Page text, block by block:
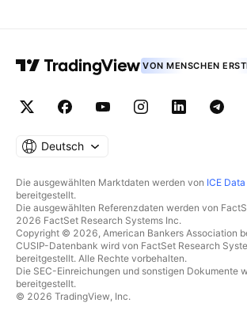
VON MENSCHEN
Deutsch
Die ausgewählten Marktdaten werden von ICE
bereitgestellt.
Die ausgewählten Referenzdaten werden von
2026 FactSet Research Systems Inc.
Copyright © 2026, American Bankers Association
CUSIP-Datenbank wird von FactSet Research
bereitgestellt. Alle Rechte vorbehalten.
Die SEC-Einreichungen und sonstigen Dokumente
bereitgestellt.
© 2026 TradingView, Inc.